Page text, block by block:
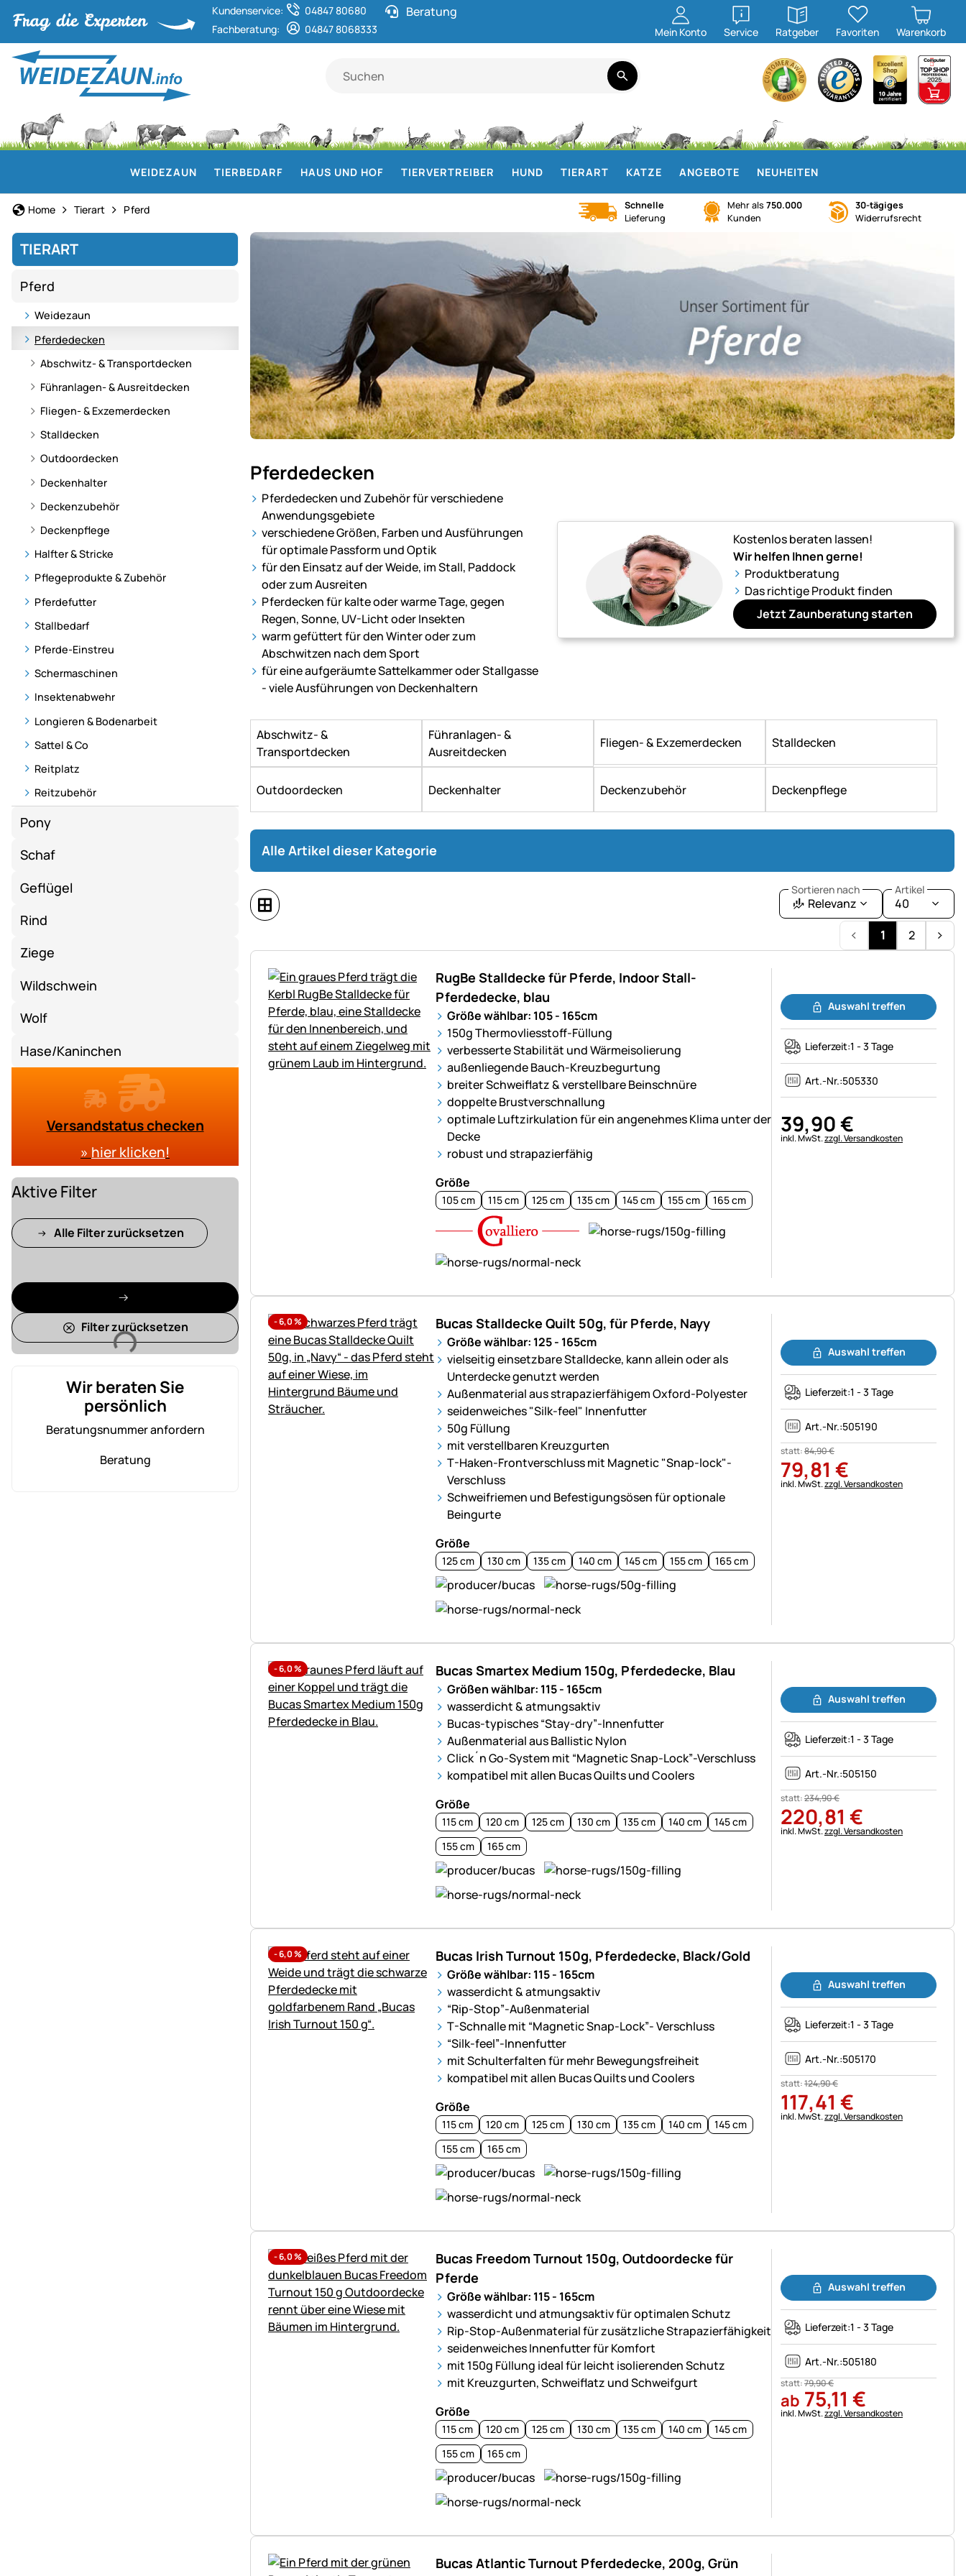
Kundenservice:
04847 80680
Fachberatung:
04847 8068333
Beratung
Mein Konto Service
öffnen
Ratgeber
öffnen
Favoriten Warenkorb
WEIDEZAUN TIERBEDARF HAUS UND HOF TIERVERTREIBER HUND TIERART KATZE ANGEBOTE NEUHEITEN
Home Tierart Pferd
Schnelle
Lieferung
Mehr als 750.000
Kunden
30-tägiges
Widerrufsrecht
TIERART
Pferd
Weidezaun
Pferdedecken
Abschwitz- & Transportdecken
Führanlagen- & Ausreitdecken
Fliegen- & Exzemerdecken
Stalldecken
Outdoordecken
Deckenhalter
Deckenzubehör
Deckenpflege
Halfter & Stricke
Pflegeprodukte & Zubehör
Pferdefutter
Stallbedarf
Pferde-Einstreu
Schermaschinen
Insektenabwehr
Longieren & Bodenarbeit
Sattel & Co
Reitplatz
Reitzubehör
Pony
Schaf
Geflügel
Rind
Ziege
Wildschwein
Wolf
Hase/Kaninchen
Versandstatus checken
» hier klicken!
Lädt
Aktive Filter
Alle Filter zurücksetzen
Filter zurücksetzen
Wir beraten Sie
persönlich
Beratungsnummer anfordern
Beratung
Sortiment
für
Pferde
–
alles
für
Pflege,
Haltung
und
Wohlbefinden.
Pferdedecken
Pferdedecken und Zubehör für verschiedene
Anwendungsgebiete
verschiedene Größen, Farben und Ausführungen
für optimale Passform und Optik
für den Einsatz auf der Weide, im Stall, Paddock
oder zum Ausreiten
Pferdecken für kalte oder warme Tage, gegen
Regen, Sonne, UV-Licht oder Insekten
warm gefüttert für den Winter oder zum
Abschwitzen nach dem Sport
für eine aufgeräumte Sattelkammer oder Stallgasse
- viele Ausführungen von Deckenhaltern
Kostenlos beraten lassen!
Wir helfen Ihnen gerne!
Produktberatung
Das richtige Produkt finden
Jetzt Zaunberatung starten
Abschwitz- &
Transportdecken
Führanlagen- &
Ausreitdecken
Fliegen- & Exzemerdecken Stalldecken
Outdoordecken Deckenhalter Deckenzubehör Deckenpflege
Alle Artikel dieser Kategorie
Sortieren nach
Relevanz
Artikel
40
1
2
RugBe Stalldecke für Pferde, Indoor Stall-
Pferdedecke, blau
Größe wählbar: 105 - 165cm
150g Thermovliesstoff-Füllung
verbesserte Stabilität und Wärmeisolierung
außenliegende Bauch-Kreuzbegurtung
breiter Schweiflatz & verstellbare Beinschnüre
doppelte Brustverschnallung
optimale Luftzirkulation für ein angenehmes Klima unter der
Decke
robust und strapazierfähig
Größe
105 cm 115 cm 125 cm 135 cm 145 cm 155 cm 165 cm
Auswahl treffen
Lieferzeit:1 - 3 Tage
Art.-Nr.:505330
39,90€
Steuerhinweis:
inkl. MwSt.zzgl. Versandkosten
-6,0% Bucas Stalldecke Quilt 50g, für Pferde, Nayy
Größe wählbar: 125 - 165cm
vielseitig einsetzbare Stalldecke, kann allein oder als
Unterdecke genutzt werden
Außenmaterial aus strapazierfähigem Oxford-Polyester
seidenweiches "Silk-feel" Innenfutter
50g Füllung
mit verstellbaren Kreuzgurten
T-Haken-Frontverschluss mit Magnetic "Snap-lock"-
Verschluss
Schweifriemen und Befestigungsösen für optionale
Beingurte
Größe
125 cm 130 cm 135 cm 140 cm 145 cm 155 cm 165 cm
Auswahl treffen
Lieferzeit:1 - 3 Tage
Art.-Nr.:505190
statt:84,90€
79,81 €
Steuerhinweis:
inkl. MwSt.zzgl. Versandkosten
-6,0% Bucas Smartex Medium 150g, Pferdedecke, Blau
Größen wählbar: 115 - 165cm
wasserdicht & atmungsaktiv
Bucas-typisches “Stay-dry”-Innenfutter
Außenmaterial aus Ballistic Nylon
Click´n Go-System mit “Magnetic Snap-Lock”-Verschluss
kompatibel mit allen Bucas Quilts und Coolers
Größe
115 cm 120 cm 125 cm 130 cm 135 cm 140 cm
145 cm
155 cm
165 cm
Auswahl treffen
Lieferzeit:1 - 3 Tage
Art.-Nr.:505150
statt:234,90€
220,81 €
Steuerhinweis:
inkl. MwSt.zzgl. Versandkosten
-6,0% Bucas Irish Turnout 150g, Pferdedecke, Black/Gold
Größe wählbar: 115 - 165cm
wasserdicht & atmungsaktiv
“Rip-Stop”-Außenmaterial
T-Schnalle mit “Magnetic Snap-Lock”- Verschluss
“Silk-feel”-Innenfutter
mit Schulterfalten für mehr Bewegungsfreiheit
kompatibel mit allen Bucas Quilts und Coolers
Größe
115 cm 120 cm 125 cm 130 cm 135 cm 140 cm
145 cm
155 cm
165 cm
Auswahl treffen
Lieferzeit:1 - 3 Tage
Art.-Nr.:505170
statt:124,90€
117,41 €
Steuerhinweis:
inkl. MwSt.zzgl. Versandkosten
-6,0%
Bucas Freedom Turnout 150g, Outdoordecke für
Pferde
Größe wählbar: 115 - 165cm
wasserdicht und atmungsaktiv für optimalen Schutz
Rip-Stop-Außenmaterial für zusätzliche Strapazierfähigkeit
seidenweiches Innenfutter für Komfort
mit 150g Füllung ideal für leicht isolierenden Schutz
mit Kreuzgurten, Schweiflatz und Schweifgurt
Größe
115 cm 120 cm 125 cm 130 cm 135 cm 140 cm
145 cm
155 cm
165 cm
Auswahl treffen
Lieferzeit:1 - 3 Tage
Art.-Nr.:505180
statt:79,90€
ab 75,11 €
Steuerhinweis:
inkl. MwSt.zzgl. Versandkosten
Bucas Atlantic Turnout Pferdedecke, 200g, Grün